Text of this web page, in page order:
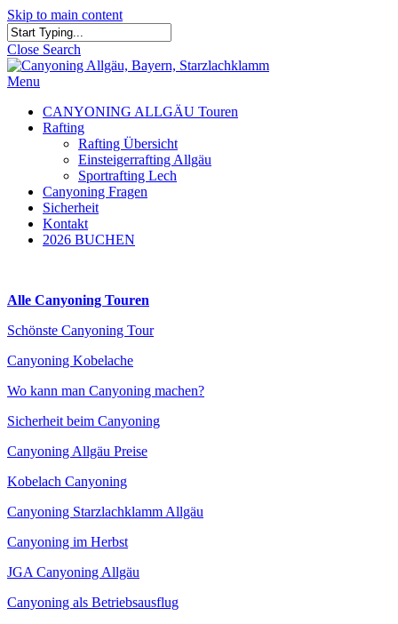
Skip to main content
Close Search
Menu
CANYONING ALLGÄU Touren
Rafting
Rafting Übersicht
Einsteigerrafting Allgäu
Sportrafting Lech
Canyoning Fragen
Sicherheit
Kontakt
2026 BUCHEN
Alle Canyoning Touren
Schönste Canyoning Tour
Canyoning Kobelache
Wo kann man Canyoning machen?
Sicherheit beim Canyoning
Canyoning Allgäu Preise
Kobelach Canyoning
Canyoning Starzlachklamm Allgäu
Canyoning im Herbst
JGA Canyoning Allgäu
Canyoning als Betriebsausflug